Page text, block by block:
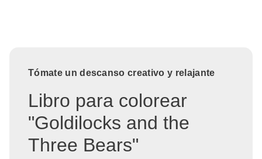
Tómate un descanso creativo y relajante
Libro para colorear
"Goldilocks and the
Three Bears"